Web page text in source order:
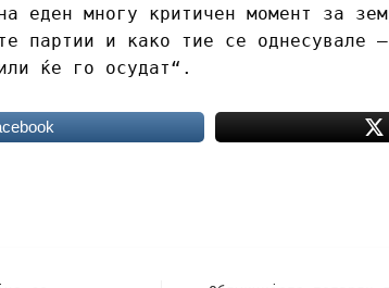
еден многу критичен момент за
партии и како тие се однесувале
ќе го осудат“.